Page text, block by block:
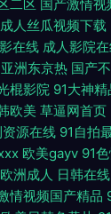
九九 bt之家最新网
观看a 51AVTV导航 精
美中日韩99 婷婷久
院 操碰在线免费观
二区 国产激情视
成人丝瓜视频下载
在线 成人影院
亚洲东京热 国产
棍影院 91大神精
欧美 草逼网首页
源在线 91自拍
欧美gayv 91
洲成人 日韩在线
情视频国产精品